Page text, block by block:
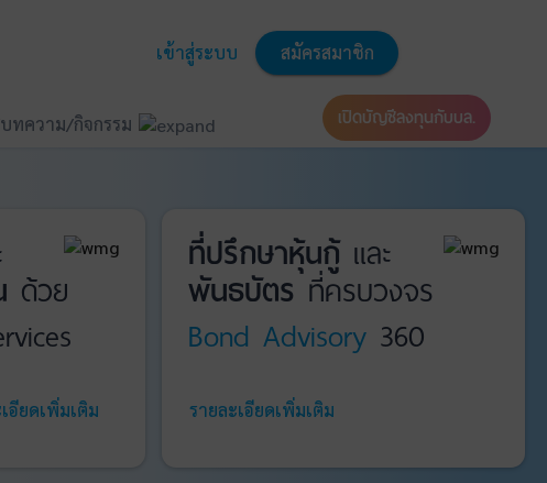
เข้าสู่ระบบ สมัครสมาชิก
ทความ/กิจกรรม
เปิดบัญชีลงทุนกับบล.
ด้วย
เอียดเพิ่มเติม
ที่ปรึกษาหุ้นกู้และ
พันธบัตรที่ครบวงจร
Bond Advisory360
รายละเอียดเพิ่มเติม